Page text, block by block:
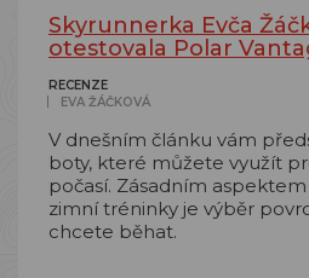
Skyrunnerka Evča
otestovala Polar
RECENZE
EVA ŽÁČKOVÁ
V dnešním článku vám
boty, které můžete využít
počasí. Zásadním
zimní tréninky je výběr
chcete běhat.